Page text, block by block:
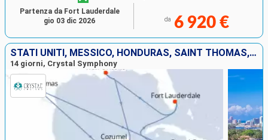
da 6 920 €
Partenza da Fort Lauderdale
gio 03 dic 2026
STATI UNITI, MESSICO, HONDURAS, SAINT THOMAS, GIAMAICA, ISOLE CAYMAN
14 giorni, Crystal Symphony